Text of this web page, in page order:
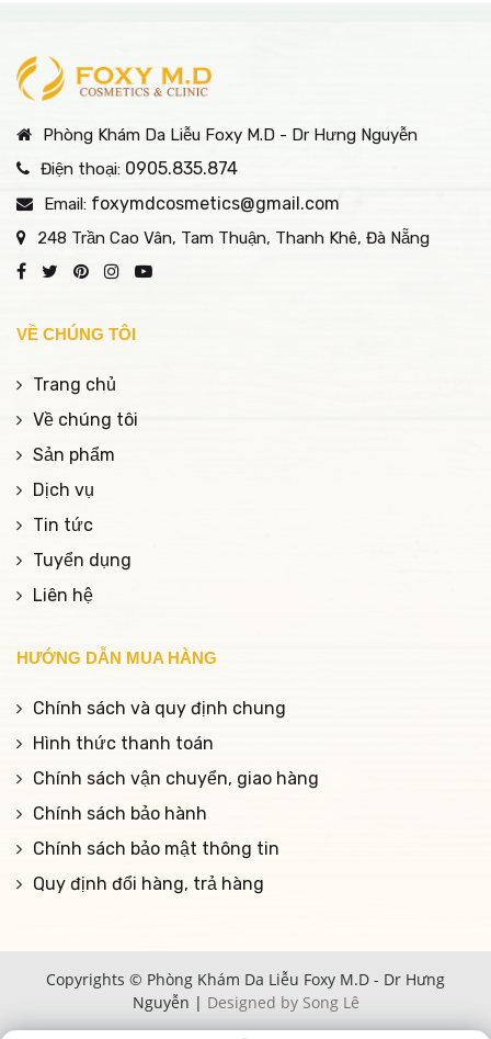
Phòng Khám Da Liễu Foxy M.D - Dr Hưng Nguyễn
Điện thoại: 0905.835.874
Email: foxymdcosmetics@gmail.com
248 Trần Cao Vân, Tam Thuận, Thanh Khê, Đà Nẵng
VỀ CHÚNG TÔI
Trang chủ
Về chúng tôi
Sản phẩm
Dịch vụ
Tin tức
Tuyển dụng
Liên hệ
HƯỚNG DẪN MUA HÀNG
Chính sách và quy định chung
Hình thức thanh toán
Chính sách vận chuyển, giao hàng
Chính sách bảo hành
Chính sách bảo mật thông tin
Quy định đổi hàng, trả hàng
Copyrights © Phòng Khám Da Liễu Foxy M.D - Dr Hưng
Nguyễn | Designed by Song Lê